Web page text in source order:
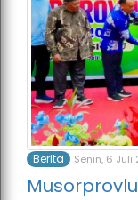
Berita Senin, 6 Juli